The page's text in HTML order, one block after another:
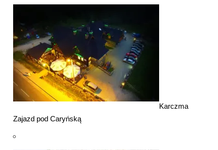
Karczma
Zajazd pod Caryńską